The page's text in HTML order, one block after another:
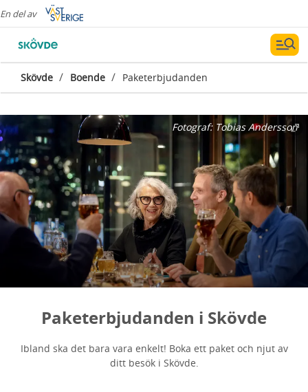
En del av
Skövde / Boende / Paketerbjudanden
Fotograf: Tobias Andersson
Paketerbjudanden i Skövde
Ibland ska det bara vara enkelt! Boka ett paket och njut av
ditt besök i Skövde.